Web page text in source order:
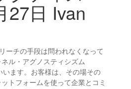
27日 Ivan
ーチの手段は問われなくなって
ル・アグノスティシズム
ます。お客様は、その場その
トフォームを使って企業とコミ